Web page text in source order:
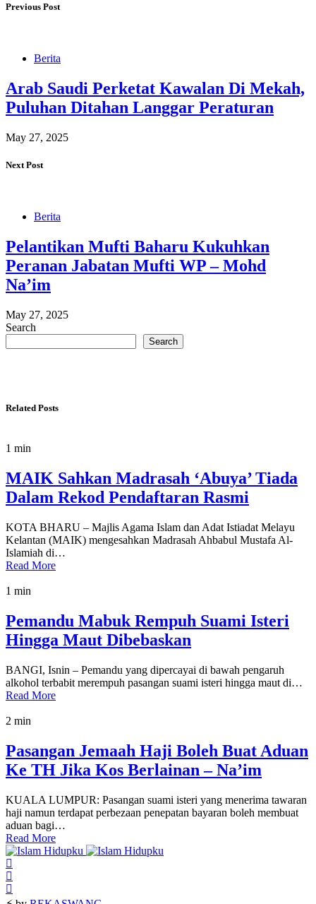
Previous Post
Berita
Arab Saudi Perketat Kawalan Di Mekah,
Puluhan Ditahan Langgar Peraturan
May 27, 2025
Next Post
Berita
Pelantikan Mufti Baharu Kukuhkan
Peranan Jabatan Mufti WP – Mohd
Na’im
May 27, 2025
Search
Search
Related Posts
1 min
MAIK Sahkan Madrasah ‘Abuya’ Tiada
Dalam Rekod Pendaftaran Rasmi
KOTA BHARU – Majlis Agama Islam dan Adat Istiadat Melayu
Kelantan (MAIK) mengesahkan Madrasah Ahbabul Mustafa Al-
Islamiah di…
Read More
1 min
Pemandu Mabuk Rempuh Suami Isteri
Hingga Maut Dibebaskan
BANGI, Isnin – Pemandu yang dipercayai di bawah pengaruh
alkohol terbabit merempuh pasangan suami isteri hingga maut di…
Read More
2 min
Pasangan Jemaah Haji Boleh Buat Aduan
Ke TH Jika Kos Berlainan – Na’im
KUALA LUMPUR: Pasangan suami isteri yang menerima tawaran
haji namun terdapat perbezaan penepatan bayaran boleh membuat
aduan bagi…
Read More